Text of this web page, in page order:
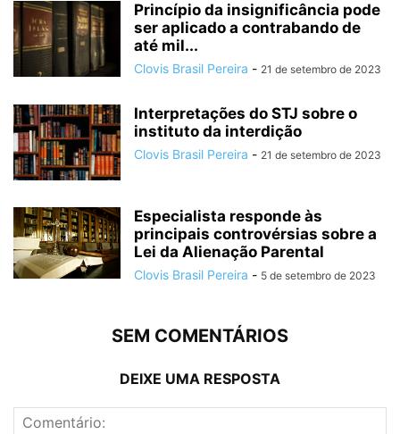
Princípio da insignificância pode
ser aplicado a contrabando de
até mil...
Clovis Brasil Pereira - 21 de setembro de 2023
Interpretações do STJ sobre o
instituto da interdição
Clovis Brasil Pereira - 21 de setembro de 2023
Especialista responde às
principais controvérsias sobre a
Lei da Alienação Parental
Clovis Brasil Pereira - 5 de setembro de 2023
SEM COMENTÁRIOS
DEIXE UMA RESPOSTA